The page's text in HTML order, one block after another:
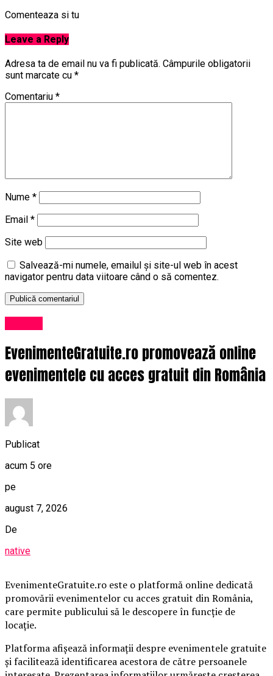
Comenteaza si tu
Leave a Reply
Adresa ta de email nu va fi publicată. Câmpurile obligatorii
sunt marcate cu *
Comentariu *
Nume *
Email *
Site web
Salvează-mi numele, emailul și site-ul web în acest
navigator pentru data viitoare când o să comentez.
EvenimenteGratuite.ro promovează online
evenimentele cu acces gratuit din România
Publicat
acum 5 ore
pe
august 7, 2026
De
native
EvenimenteGratuite.ro este o platformă online dedicată
promovării evenimentelor cu acces gratuit din România,
care permite publicului să le descopere în funcție de
locație.
Platforma afișează informații despre evenimentele gratuite
și facilitează identificarea acestora de către persoanele